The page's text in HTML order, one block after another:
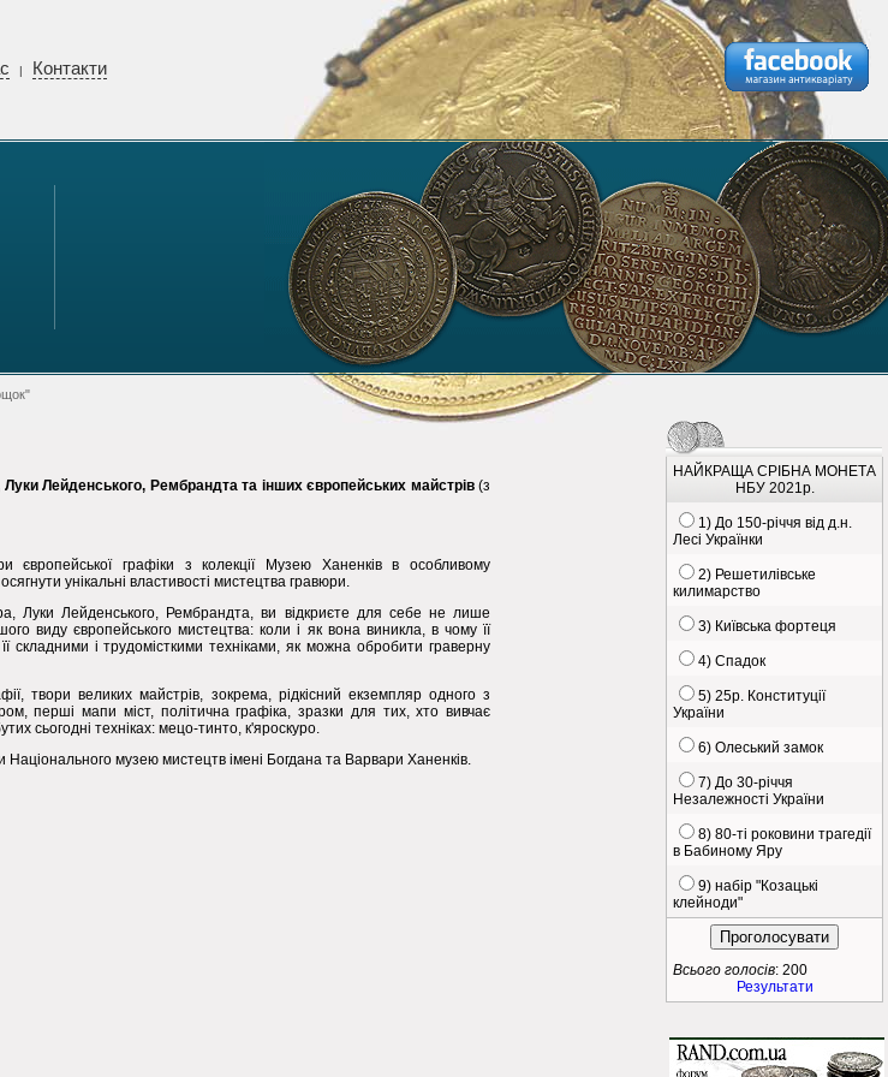
| Контакти
Лейденського, Рембрандта та інших європейських майстрів (з
європейської графіки з колекції Музею Ханенків в особливому
унікальні властивості мистецтва гравюри.
Луки Лейденського, Рембрандта, ви відкриєте для себе не лише
виду європейського мистецтва: коли і як вона виникла, в чому її
складними і трудомісткими техніками, як можна обробити граверну
твори великих майстрів, зокрема, рідкісний екземпляр одного з
перші мапи міст, політична графіка, зразки для тих, хто вивчає
сьогодні техніках: мецо-тинто, к'яроскуро.
Національного музею мистецтв імені Богдана та Варвари Ханенків.
НАЙКРАЩА СРІБНА МОНЕТА
НБУ 2021р.
1) До 150-річчя від д.н.
Лесі Українки
2) Решетилівське
килимарство
3) Київська фортеця
4) Спадок
5) 25р. Конституції
України
6) Олеський замок
7) До 30-річчя
Незалежності України
8) 80-ті роковини трагедії
в Бабиному Яру
9) набір "Козацькі
клейноди"
Всього голосів: 200
Результати